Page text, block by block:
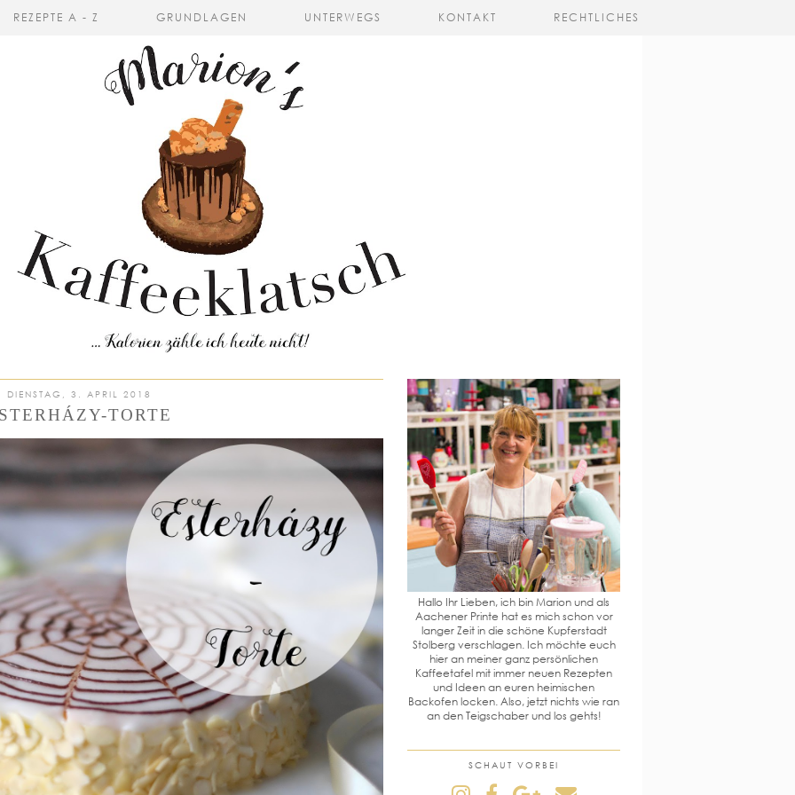
REZEPTE A - Z GRUNDLAGEN UNTERWEGS KONTAKT RECHTLICHES
DIENSTAG, 3. APRIL 2018
TORTE
Hallo Ihr Lieben, ich bin Marion und als
Aachener Printe hat es mich schon vor
langer Zeit in die schöne Kupferstadt
Stolberg verschlagen. Ich möchte euch
hier an meiner ganz persönlichen
Kaffeetafel mit immer neuen Rezepten
und Ideen an euren heimischen
Backofen locken. Also, jetzt nichts wie ran
an den Teigschaber und los gehts!
SCHAUT VORBEI